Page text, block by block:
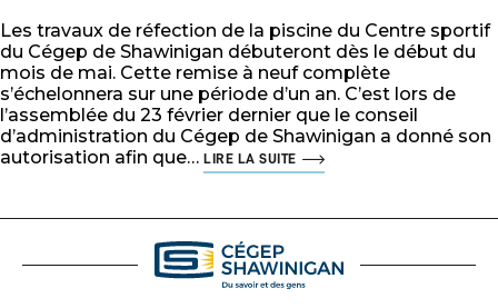
Les travaux de réfection de la piscine du Centre sportif
du Cégep de Shawinigan débuteront dès le début du
mois de mai. Cette remise à neuf complète
s’échelonnera sur une période d’un an. C’est lors de
l’assemblée du 23 février dernier que le conseil
d’administration du Cégep de Shawinigan a donné son
autorisation afin que… LIRE LA SUITE